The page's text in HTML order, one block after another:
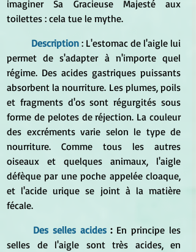
imaginer Sa Gracieuse Majesté aux
toilettes : cela tue le mythe.
Description : L'estomac de l'aigle lui
permet de s'adapter à n'importe quel
régime. Des acides gastriques puissants
absorbent la nourriture. Les plumes, poils
et fragments d'os sont régurgités sous
forme de pelotes de réjection. La couleur
des excréments varie selon le type de
nourriture. Comme tous les autres
oiseaux et quelques animaux, l'aigle
défèque par une poche appelée cloaque,
et l'acide urique se joint à la matière
fécale.
Des selles acides : En principe les
selles de l'aigle sont très acides, en